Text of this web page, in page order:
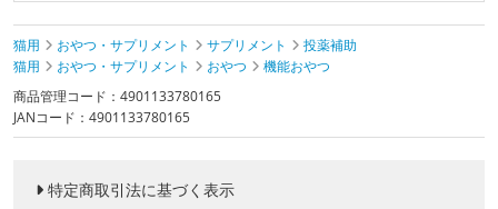
猫用 おやつ・サプリメント サプリメント
投薬補助
猫用
おやつ・サプリメント おやつ
機能おやつ
商品管理コード：4901133780165
JANコード：4901133780165
特定商取引法に基づく表示